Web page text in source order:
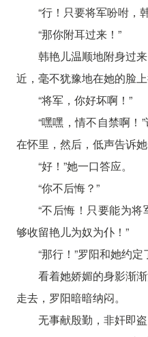
“行！只要将军吩咐，
“那你附耳过来！”
韩艳儿温顺地附身过
近，毫不犹豫地在她的脸上
“将军，你好坏啊！”
“嘿嘿，情不自禁啊！
在怀里，然后，低声告诉她
“好！”她一口答应。
“你不后悔？”
“不后悔！只要能为
够收留艳儿为奴为仆！”
“那行！”罗阳和她约定
看着她娇媚的身影渐
走去，罗阳暗暗纳闷。
无事献殷勤，非奸即